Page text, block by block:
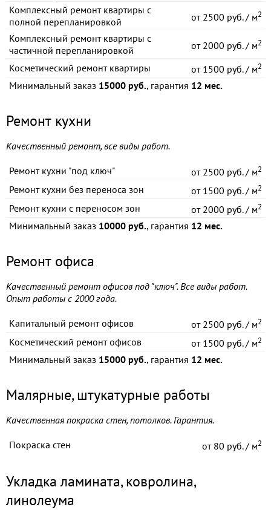
Комплексный ремонт квартиры с
полной перепланировкой
от2500 руб. / м2
Комплексный ремонт квартиры с
частичной перепланировкой
от2000 руб. / м2
Косметический ремонт квартиры от1500 руб. / м2
Минимальный заказ 15000 руб., гарантия 12 мес.
Ремонт кухни
Качественный ремонт, все виды работ.
Ремонт кухни "под ключ" от2500 руб. / м2
Ремонт кухни без переноса зон от1500 руб. / м2
Ремонт кухни с переносом зон от2000 руб. / м2
Минимальный заказ 10000 руб., гарантия 12 мес.
Ремонт офиса
Качественный ремонт офисов под "ключ". Все виды работ.
Опыт работы с 2000 года.
Капитальный ремонт офисов от2500 руб. / м2
Косметический ремонт офисов от1500 руб. / м2
Минимальный заказ 15000 руб., гарантия 12 мес.
Малярные, штукатурные работы
Качественная покраска стен, потолков. Гарантия.
Покраска стен от80 руб. / м2
Укладка ламината, ковролина,
линолеума